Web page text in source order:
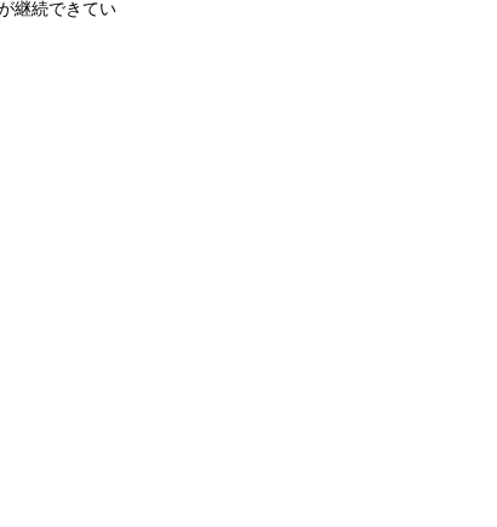
継続できてい